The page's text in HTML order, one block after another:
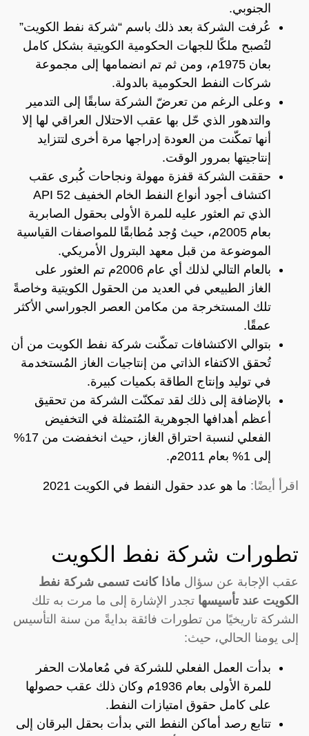
الجنوبي.
عُرفت الشركة بعد ذلك باسم “شركة نفط الكويت”
لتُصبح ملكًا للجهات الحكومية الكويتية بشكل كامل
بعان 1975م، ومن ثم تم انضمامها إلى مجموعة
شركات النفط الحكومية بالدولة.
وعلى الرغم من تعرضّ الشركة سابقًا إلى التدمير
والتدهور الذي حّل بها عقب الاحتلال العراقي لها إلا
أنها تمكّنت من العودة إدراجها مرة أخرى لتتزايد
إنتاجيتها بمرور الوقت.
حققت الشركة قفزة مهولة ونجاحات كُبرى عقب
اكتشاف أجود أنواع النفط الخام الخفيف API 52
الذي تم العثور عليه للمرة الأولى بحقول الصابرية
بعام 2005م، حيث وُجد مُطابقًا للمواصفات القياسية
الموضوعة من قبل معهد البترول الأمريكي.
بالعام التالي لذلك أي عام 2006م تم العثور على
الغاز الطبيعي في العديد من الحقول الكويتية وخاصةً
تلك المستخرجة من مكامن العصر الجوراسي الأكثر
عمقًا.
بتوالي الاكتشافات تمكّنت شركة نفط الكويت من أن
تُحقق الاكتفاء الذاتي من إنتاجيات الغاز المُستخدمة
في توليد وإنتاج الطاقة بكميات كبيرة.
بالإضافة إلى ذلك لقد تمكنّت الشركة من تحقيق
أعظم أهدافها الجوهرية المُتمثلة في التخفيض
الفعلي لنسبة احتراق الغاز، حيث انخفضت من 17%
إلى 1% بعام 2011م.
اقرأ أيضًا: ما هو عدد حقول النفط في الكويت 2021
تطورات شركة نفط الكويت
عقب الإجابة عن سؤال ماذا كانت تسمى شركة نفط
الكويت عند تأسيسها تجدر الإشارة إلى ما مرت به تلك
الشركة تاريخيًا من تطورات فائقة بدايةً من سنة التأسيس
إلى يومنا الحالي، حيث:
بدأت العمل الفعلي للشركة في مُعاملات الحفر
للمرة الأولى بعام 1936م وكان ذلك عقب حصولها
على كامل حقوق امتيازات النفط.
تتابع رصد أماكن النفط التي بدأت بحقل البرقان إلى